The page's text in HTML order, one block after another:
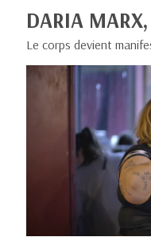
DARIA
Le corps devient